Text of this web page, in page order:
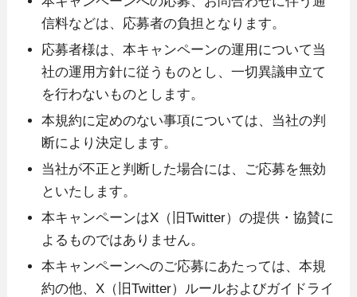
信料などは、応募者の負担となります。
応募者様は、本キャンペーンの運用について当
社の運用方針に従うものとし、一切異議申立て
を行わないものとします。
本規約に定めのない事項については、当社の判
断により決定します。
当社が不正と判断した場合には、ご応募を無効
といたします。
本キャンペーンはX（旧Twitter）の提供・協賛に
よるものではありません。
本キャンペーンへのご応募にあたっては、本規
約の他、X（旧Twitter）ルールおよびガイドライ